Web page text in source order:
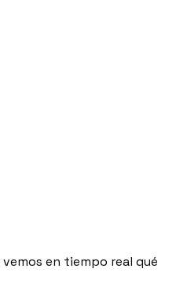
vemos en tiempo real qué